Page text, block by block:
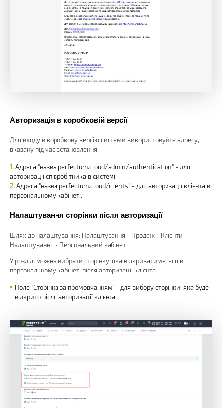
Авторизація в коробковій версії
Для входу в коробкову версію системи використовуйте адресу,
вказану під час встановлення.
Адреса "назва.perfectum.cloud/admin/authentication" - для
авторизації співробітника в системі.
Адреса "назва.perfectum.cloud/clients" - для авторизації клієнта в
персональному кабінеті.
Налаштування сторінки після авторизації
Шлях до налаштування: Налаштування - Продаж - Клієнти -
Налаштування - Персональний кабінет.
У розділі можна вибрати сторінку, яка відкриватиметься в
персональному кабінеті після авторизації клієнта.
Поле "Сторінка за промовчанням" - для вибору сторінки, яка буде
відкрито після авторизації клієнта.